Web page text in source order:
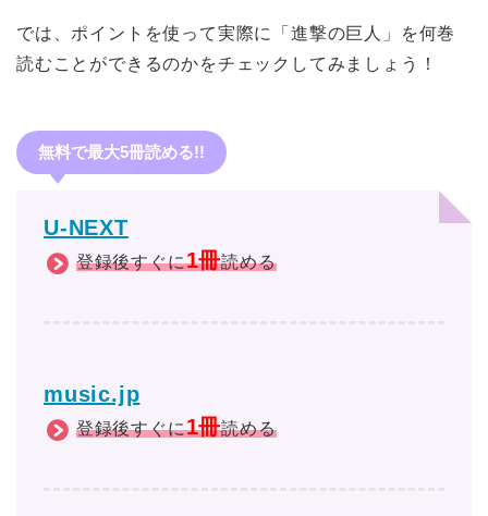
では、ポイントを使って実際に「進撃の巨人」を何巻
読むことができるのかをチェックしてみましょう！
無料で最大5冊読める!!
U-NEXT
登録後すぐに1冊読める
music.jp
登録後すぐに1冊読める